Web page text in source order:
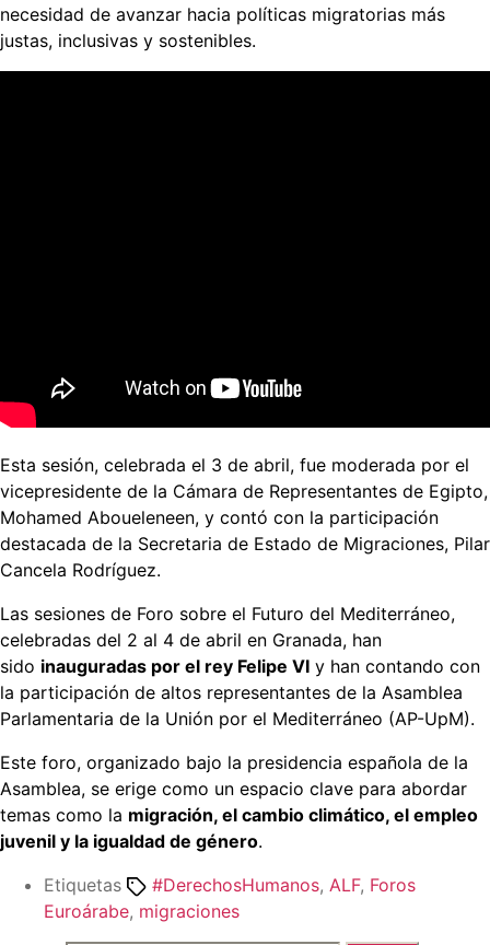
necesidad de avanzar hacia políticas migratorias más
justas, inclusivas y sostenibles.
Esta sesión, celebrada el 3 de abril, fue moderada por el
vicepresidente de la Cámara de Representantes de Egipto,
Mohamed Aboueleneen, y contó con la participación
destacada de la Secretaria de Estado de Migraciones, Pilar
Cancela Rodríguez.
Las sesiones de Foro sobre el Futuro del Mediterráneo,
celebradas del 2 al 4 de abril en Granada, han
sido inauguradas por el rey Felipe VI y han contando con
la participación de altos representantes de la Asamblea
Parlamentaria de la Unión por el Mediterráneo (AP-UpM).
Este foro, organizado bajo la presidencia española de la
Asamblea, se erige como un espacio clave para abordar
temas como la migración, el cambio climático, el empleo
juvenil y la igualdad de género.
Etiquetas
#DerechosHumanos, ALF, Foros
Euroárabe, migraciones